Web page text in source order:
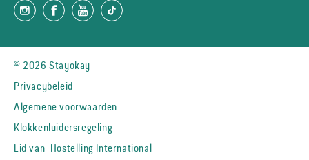
© 2026 Stayokay
Privacybeleid
Algemene voorwaarden
Klokkenluidersregeling
Lid van Hostelling International